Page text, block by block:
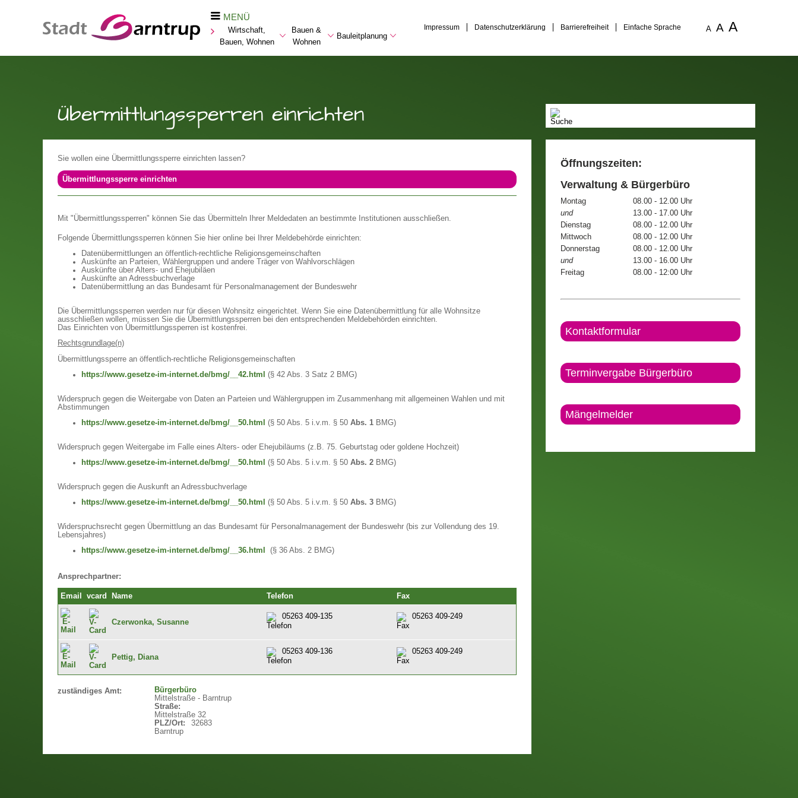
MENÜ
Wirtschaft,
Bauen, Wohnen
Bauen &
Wohnen
Bauleitplanung
Impressum Datenschutzerklärung Barrierefreiheit Einfache Sprache A A A
Übermittlungssperren einrichten
Sie wollen eine Übermittlungssperre einrichten lassen?
Übermittlungssperre einrichten
Mit "Übermittlungssperren" können Sie das Übermitteln Ihrer Meldedaten an bestimmte Institutionen ausschließen.
Folgende Übermittlungssperren können Sie hier online bei Ihrer Meldebehörde einrichten:
Datenübermittlungen an öffentlich-rechtliche Religionsgemeinschaften
Auskünfte an Parteien, Wählergruppen und andere Träger von Wahlvorschlägen
Auskünfte über Alters- und Ehejubiläen
Auskünfte an Adressbuchverlage
Datenübermittlung an das Bundesamt für Personalmanagement der Bundeswehr
Die Übermittlungssperren werden nur für diesen Wohnsitz eingerichtet. Wenn Sie eine Datenübermittlung für alle Wohnsitze
ausschließen wollen, müssen Sie die Übermittlungssperren bei den entsprechenden Meldebehörden einrichten.
Das Einrichten von Übermittlungssperren ist kostenfrei.
Rechtsgrundlage(n)
Übermittlungssperre an öffentlich-rechtliche Religionsgemeinschaften
https://www.gesetze-im-internet.de/bmg/__42.html
(§ 42 Abs. 3 Satz 2 BMG)
Widerspruch gegen die Weitergabe von Daten an Parteien und Wählergruppen im Zusammenhang mit allgemeinen Wahlen und mit
Abstimmungen
https://www.gesetze-im-internet.de/bmg/__50.html
(§ 50 Abs. 5 i.v.m. § 50 Abs. 1 BMG)
Widerspruch gegen Weitergabe im Falle eines Alters- oder Ehejubiläums (z.B. 75. Geburtstag oder goldene Hochzeit)
https://www.gesetze-im-internet.de/bmg/__50.html
(§ 50 Abs. 5 i.v.m. § 50 Abs. 2 BMG)
Widerspruch gegen die Auskunft an Adressbuchverlage
https://www.gesetze-im-internet.de/bmg/__50.html
(§ 50 Abs. 5 i.v.m. § 50 Abs. 3 BMG)
Widerspruchsrecht gegen Übermittlung an das Bundesamt für Personalmanagement der Bundeswehr (bis zur Vollendung des 19.
Lebensjahres)
https://www.gesetze-im-internet.de/bmg/__36.html
(§ 36 Abs. 2 BMG)
Ansprechpartner:
Email vcard Name Telefon Fax
Czerwonka, Susanne
05263 409-135 05263 409-249
Pettig, Diana
05263 409-136 05263 409-249
zuständiges Amt:
Bürgerbüro
Mittelstraße - Barntrup
Straße:
Mittelstraße 32
PLZ/Ort:
32683
Barntrup
Öffnungszeiten:
Verwaltung & Bürgerbüro
Montag
08.00 - 12.00 Uhr
und
13.00 - 17.00 Uhr
Dienstag
08.00 - 12.00 Uhr
Mittwoch
08.00 - 12.00 Uhr
Donnerstag
08.00 - 12.00 Uhr
und
13.00 - 16.00 Uhr
Freitag
08.00 - 12:00 Uhr
Kontaktformular
Terminvergabe Bürgerbüro
Mängelmelder